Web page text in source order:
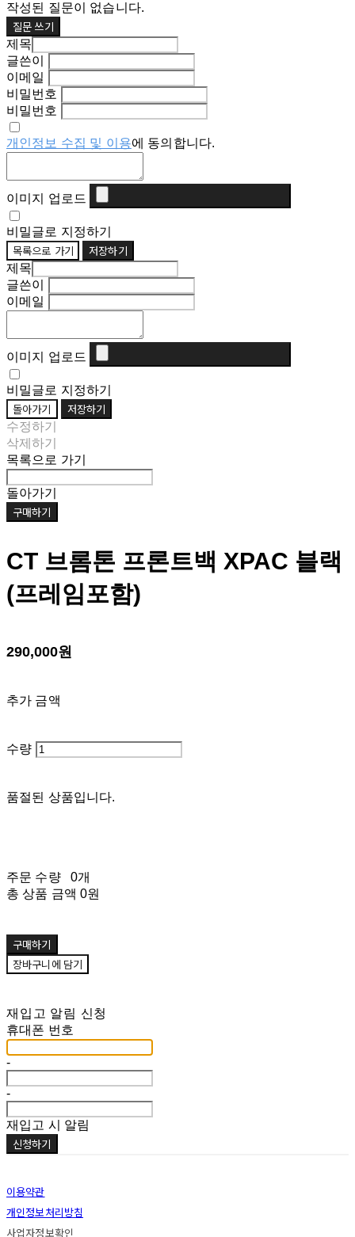
작성된 질문이 없습니다.
질문 쓰기
제목
글쓴이
이메일
비밀번호
비밀번호
개인정보 수집 및 이용에 동의합니다.
이미지 업로드
비밀글로 지정하기
목록으로 가기 저장하기
제목
글쓴이
이메일
이미지 업로드
비밀글로 지정하기
돌아가기 저장하기
수정하기
삭제하기
목록으로 가기
돌아가기
구매하기
CT 브롬톤 프론트백 XPAC 블랙
(프레임포함)
290,000원
추가 금액
수량
품절된 상품입니다.
주문 수량
0개
총 상품 금액 0원
구매하기
장바구니에 담기
재입고 알림 신청
휴대폰 번호
-
-
재입고 시 알림
신청하기
이용약관
개인정보처리방침
사업자정보확인